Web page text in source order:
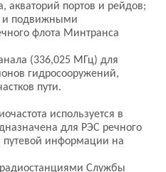
акваторий портов и рейдов;
и подвижными
флота Минтранса
(336,025 МГц) для
гидросооружений,
пути.
используется в
для РЭС речного
путевой информации на
радиостанциями Службы